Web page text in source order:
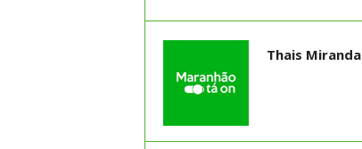
Thais Miranda